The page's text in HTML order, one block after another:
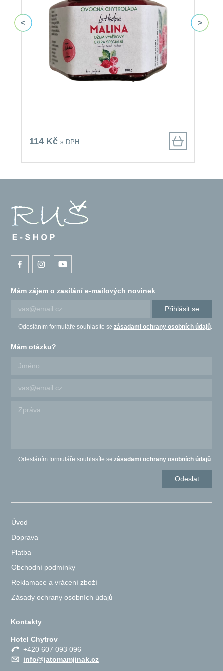
114 Kč s DPH
Mám zájem o zasílání e-mailových novinek
Přihlásit se
Odesláním formuláře souhlasíte se zásadami ochrany osobních údajů.
Mám otázku?
Odesláním formuláře souhlasíte se zásadami ochrany osobních údajů.
Úvod
Doprava
Platba
Obchodní podmínky
Reklamace a vrácení zboží
Zásady ochrany osobních údajů
Kontakty
Hotel Chytrov
+420 607 093 096
info@jatomamjinak.cz